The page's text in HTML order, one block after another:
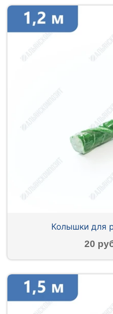
Колышки для
20